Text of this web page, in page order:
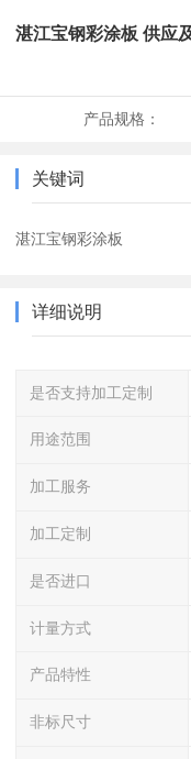
湛江宝钢彩涂板 供应
产品规格：
关键词
湛江宝钢彩涂板
详细说明
是否支持加工定制
用途范围
加工服务
加工定制
是否进口
计量方式
产品特性
非标尺寸